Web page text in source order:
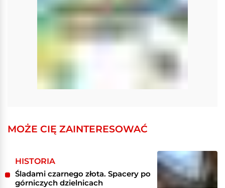
MOŻE CIĘ ZAINTERESOWAĆ
HISTORIA
Śladami czarnego złota. Spacery po
górniczych dzielnicach